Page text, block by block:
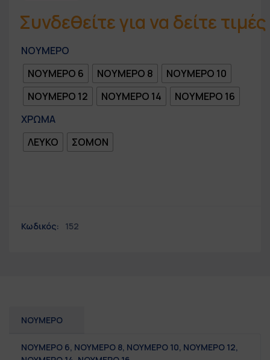
Συνδεθείτε για να δείτε τιμές
ΝΟΥΜΕΡΟ
ΝΟΥΜΕΡΟ 6
ΝΟΥΜΕΡΟ 8
ΝΟΥΜΕΡΟ 10
ΝΟΥΜΕΡΟ 12
ΝΟΥΜΕΡΟ 14
ΝΟΥΜΕΡΟ 16
ΧΡΩΜΑ
ΛΕΥΚΟ
ΣΟΜΟΝ
Κωδικός: 152
ΝΟΥΜΕΡΟ
ΝΟΥΜΕΡΟ 6, ΝΟΥΜΕΡΟ 8, ΝΟΥΜΕΡΟ 10, ΝΟΥΜΕΡΟ 12,